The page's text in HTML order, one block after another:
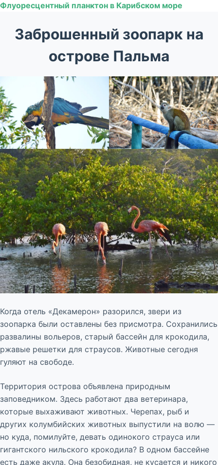
Флуоресцентный планктон в Карибском море
Заброшенный зоопарк на
острове Пальма
Когда отель «Декамерон» разорился, звери из
зоопарка были оставлены без присмотра. Сохранились
развалины вольеров, старый бассейн для крокодила,
ржавые решетки для страусов. Животные сегодня
гуляют на свободе.
Территория острова объявлена природным
заповедником. Здесь работают два ветеринара,
которые выхаживают животных. Черепах, рыб и
других колумбийских животных выпустили на волю —
но куда, помилуйте, девать одинокого страуса или
гигантского нильского крокодила? В одном бассейне
есть даже акула. Она безобидная, не кусается и никого